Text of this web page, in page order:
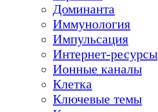
Доминанта
Иммунология
Импульсация
Интернет-ресурсы
Ионные каналы
Клетка
Ключевые темы